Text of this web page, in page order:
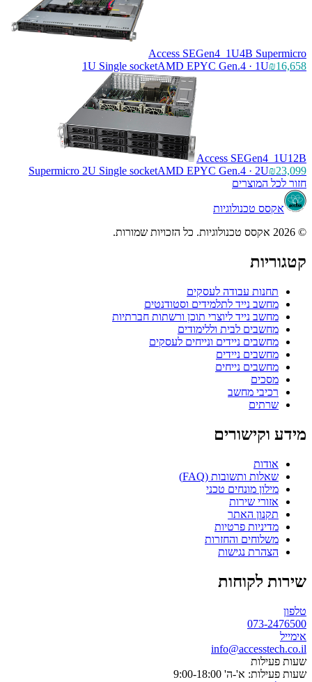
Access SEGen4_1U4B Supermicro
1U Single socketAMD EPYC Gen.4 · 1U₪16,658
Access SEGen4_1U12B
Supermicro 2U Single socketAMD EPYC Gen.4 · 2U₪23,099
חזור לכל המוצרים
אקסס טכנולוגיות
© 2026 אקסס טכנולוגיות. כל הזכויות שמורות.
קטגוריות
תחנות עבודה לעסקים
מחשב נייד לתלמידים וסטודנטים
מחשב נייד ליוצרי תוכן ורשתות חברתיות
מחשבים לבית וללימודים
מחשבים ניידים ונייחים לעסקים
מחשבים ניידים
מחשבים נייחים
מסכים
רכיבי מחשב
שרתים
מידע וקישורים
אודות
שאלות ותשובות (FAQ)
מילון מונחים טכני
אזורי שירות
תקנון האתר
מדיניות פרטיות
משלוחים והחזרות
הצהרת נגישות
שירות לקוחות
טלפון
073-2476500
אימייל
info@accesstech.co.il
שעות פעילות
שעות פעילות: א'-ה' 9:00-18:00